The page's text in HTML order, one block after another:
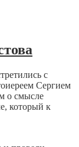
с
Сергием
о смысле
который к